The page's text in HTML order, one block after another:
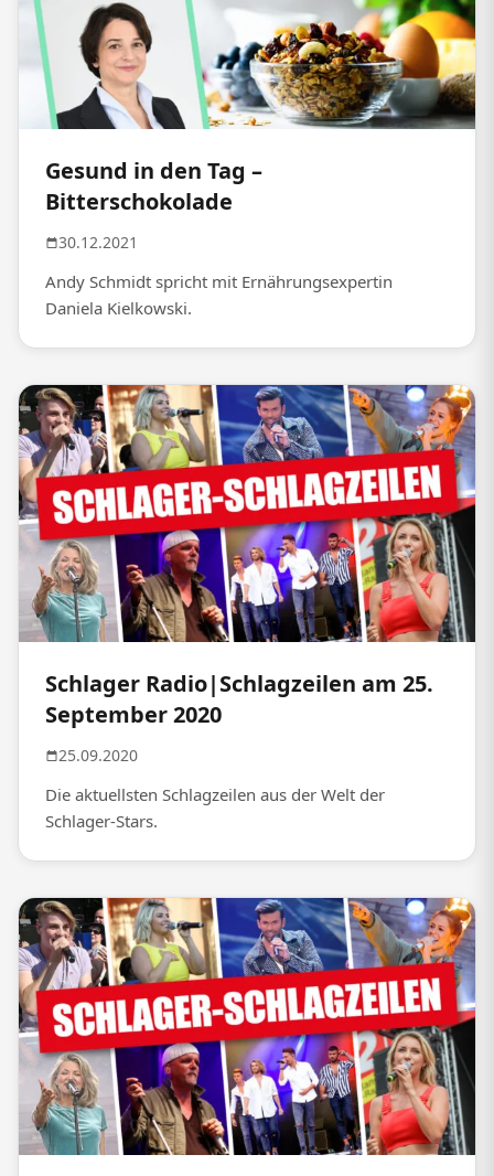
Gesund in den Tag –
Bitterschokolade
30.12.2021
Andy Schmidt spricht mit Ernährungsexpertin
Daniela Kielkowski.
Schlager Radio|Schlagzeilen am 25.
September 2020
25.09.2020
Die aktuellsten Schlagzeilen aus der Welt der
Schlager-Stars.